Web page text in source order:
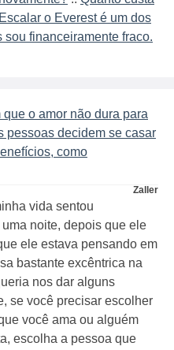
o Everest é um dos
financeiramente fraco.
o amor não dura para
pessoas decidem se casar
como
Zaller
vida sentou
noite, depois que ele
ele estava pensando em
bastante excêntrica na
nos dar alguns
se você precisar escolher
você ama ou alguém
escolha a pessoa que